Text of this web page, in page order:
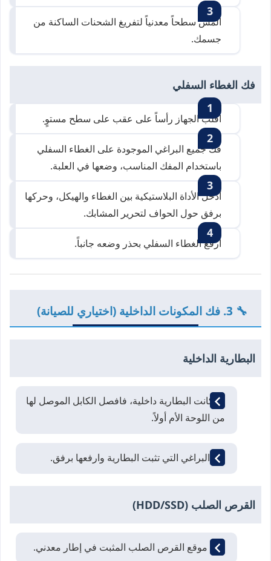
المس سطحاً معدنياً لتفريغ الشحنات الساكنة من
جسمك.
فك الغطاء السفلي
اقلب الجهاز رأساً على عقب على سطح مستوٍ.
فك جميع البراغي الموجودة على الغطاء السفلي
باستخدام المفك المناسب، وضعها في العلبة.
أدخل الأداة البلاستيكية بين الغطاء والهيكل، وحركها
برفق حول الحواف لتحرير المشابك.
ارفع الغطاء السفلي بحذر وضعه جانباً.
🔧 3. فك المكونات الداخلية (اختياري للصيانة)
البطارية الداخلية
إذا كانت البطارية داخلية، فافصل الكابل الموصل لها
من اللوحة الأم أولاً.
فك البراغي التي تثبت البطارية وارفعها برفق.
القرص الصلب (HDD/SSD)
حدد موقع القرص الصلب المثبت في إطار معدني.